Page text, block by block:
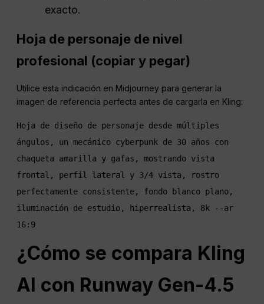
exacto.
Hoja de personaje de nivel
profesional (copiar y pegar)
Utilice esta indicación en Midjourney para generar la
imagen de referencia perfecta antes de cargarla en Kling:
Hoja de diseño de personaje desde múltiples
ángulos, un mecánico cyberpunk de 30 años con
chaqueta amarilla y gafas, mostrando vista
frontal, perfil lateral y 3/4 vista, rostro
perfectamente consistente, fondo blanco plano,
iluminación de estudio, hiperrealista, 8k --ar
¿Cómo se compara Kling
AI con Runway Gen-4.5